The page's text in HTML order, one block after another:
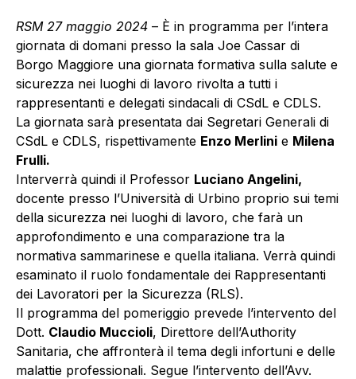
RSM 27 maggio 2024 – È in programma per l’intera
giornata di domani presso la sala Joe Cassar di
Borgo Maggiore una giornata formativa sulla salute e
sicurezza nei luoghi di lavoro rivolta a tutti i
rappresentanti e delegati sindacali di CSdL e CDLS.
La giornata sarà presentata dai Segretari Generali di
CSdL e CDLS, rispettivamente Enzo Merlini e Milena
Frulli.
Interverrà quindi il Professor Luciano Angelini,
docente presso l’Università di Urbino proprio sui temi
della sicurezza nei luoghi di lavoro, che farà un
approfondimento e una comparazione tra la
normativa sammarinese e quella italiana. Verrà quindi
esaminato il ruolo fondamentale dei Rappresentanti
dei Lavoratori per la Sicurezza (RLS).
Il programma del pomeriggio prevede l’intervento del
Dott. Claudio Muccioli, Direttore dell’Authority
Sanitaria, che affronterà il tema degli infortuni e delle
malattie professionali. Segue l’intervento dell’Avv.